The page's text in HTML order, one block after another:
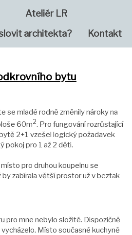
Ateliér LR
architekta?
Kontakt
bytu
se mladé rodně změnily nároky na
60m2. Pro fungování rozrůstající
2+1 vzešel logický požadavek
pokoj pro 1 až 2 děti.
pro druhou koupelnu se
zabírala větší prostor už v beztak
pro mne nebylo složité. Dispozičně
Místo současné kuchyně